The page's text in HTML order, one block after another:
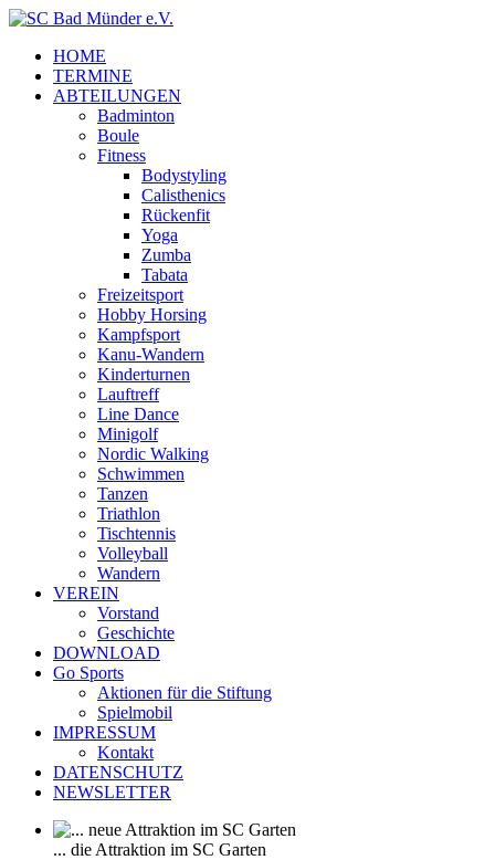
HOME
TERMINE
ABTEILUNGEN
Badminton
Boule
Fitness
Bodystyling
Calisthenics
Rückenfit
Yoga
Zumba
Tabata
Freizeitsport
Hobby Horsing
Kampfsport
Kanu-Wandern
Kinderturnen
Lauftreff
Line Dance
Minigolf
Nordic Walking
Schwimmen
Tanzen
Triathlon
Tischtennis
Volleyball
Wandern
VEREIN
Vorstand
Geschichte
DOWNLOAD
Go Sports
Aktionen für die Stiftung
Spielmobil
IMPRESSUM
Kontakt
DATENSCHUTZ
NEWSLETTER
... die Attraktion im SC Garten